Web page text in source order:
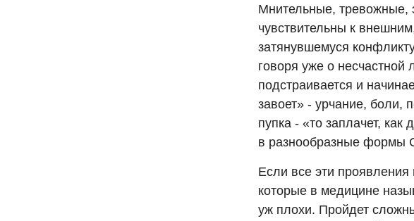
Мнительные, тревожные,
чувствительны к
затянувшемуся
говоря уже о несчастной
подстраивается и
завоет» - урчание, боли,
пупка - «то заплачет, как
в разнообразные формы
Если все эти
которые в медицине
уж плохи. Пройдет